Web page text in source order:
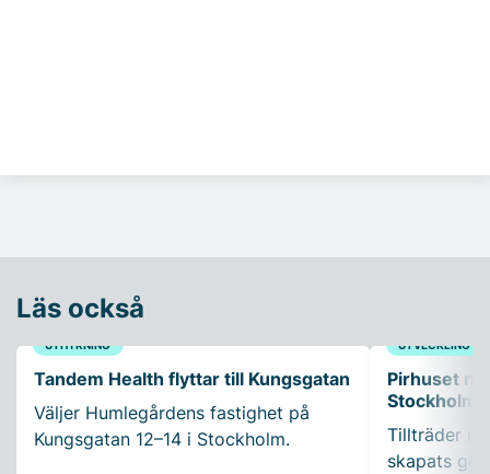
Läs också
UTHYRNING
Tandem Health flyttar till Kungsgatan
Väljer Humlegårdens fastighet på
Kungsgatan 12–14 i Stockholm.
UTVECKLING
Pirhuset
Tillträder
skapats